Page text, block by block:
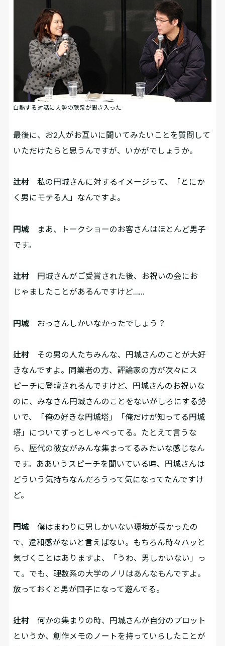
白熱する対話に大勢の聴衆が聞き入った
――最後に、お2人がお互いに聞いてみたいことを質問して
いただけたらと思うんですが、いかがでしょうか。
辻村 私の円城さんに対するイメージって、「とにか
く男にモテる人」なんですよ。
円城 まあ、トークショーのお客さんはほとんど男子
です。
辻村 円城さんがご受賞された後、お祝いの会にお
じゃましたことがあるんですけど……
円城 おっさんしかいなかったでしょう？
辻村 その男の人たちみんな、円城さんのことが大好
きなんですよ。同業者の方、評論家の方が次々にス
ピーチに登壇されるんですけど、円城さんのお祝いな
のに、みなさん円城さんのことをないがしろにする勢
いで、「俺の好きな円城塔」「俺だけが知ってる円城
塔」についてずっとしゃべってる。たとえて言うな
ら、歴代の彼女がみんな集まってるみたいな感じなん
です。ああいうスピーチを聞いている時、円城さんは
どういう気持ちなんだろうって気になってたんですけ
ど。
円城 僕はまわりに男しかいない環境が長かったの
で、違和感がないと言えばない。もちろん時々ハッと
気づくことはありますよ、「うわ、男しかいない」っ
て。でも、理数系の大学のノリはあんなもんですよ。
放っておくと男が団子になって遊んでる。
辻村 何かの集まりの時、円城さんが自分のプロット
というか、創作メモのノートを持っていらしたことが